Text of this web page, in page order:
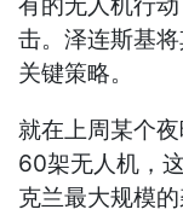
有的无人机行
击。泽连斯基
关键策略。
就在上周某个
60架无人机，
克兰最大规模的